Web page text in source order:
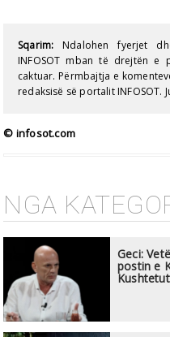
Sqarim: Ndalohen fyerjet
INFOSOT mban të drejtën
caktuar. Përmbajtja e
redaksisë së portalit
© infosot.com
NGA
Geci:
postin e